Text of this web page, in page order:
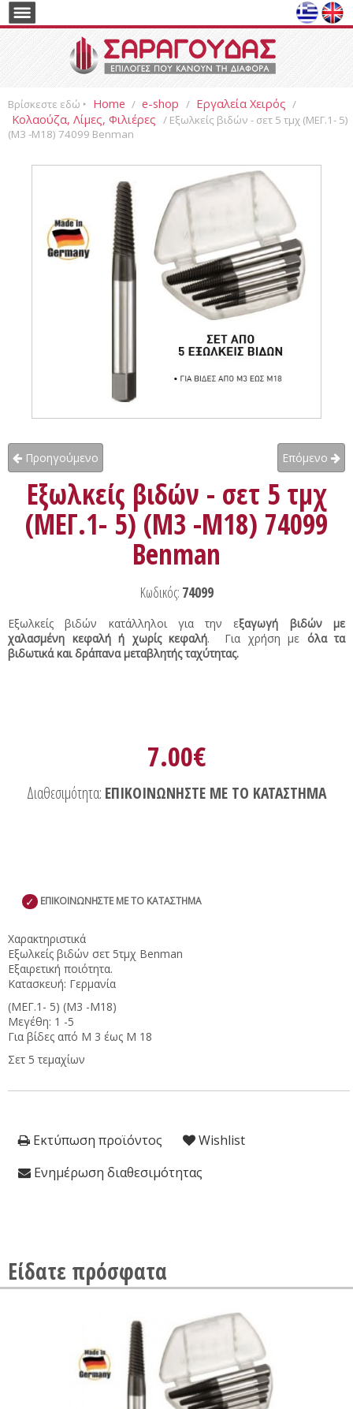
Βρίσκεστε εδώ ‣ Home / e-shop / Εργαλεία Χειρός /
Κολαούζα, Λίμες, Φιλιέρες / Εξωλκείς βιδών - σετ 5 τμχ (MΕΓ.1- 5)
(Μ3 -Μ18) 74099 Benman
Προηγούμενο Επόμενο
Εξωλκείς βιδών - σετ 5 τμχ
(MΕΓ.1- 5) (Μ3 -Μ18) 74099
Benman
Κωδικός: 74099
Εξωλκείς βιδών κατάλληλοι για την εξαγωγή βιδών με
χαλασμένη κεφαλή ή χωρίς κεφαλή. Για χρήση με όλα τα
βιδωτικά και δράπανα μεταβλητής ταχύτητας.
7.00€
Διαθεσιμότητα: ΕΠΙΚΟΙΝΩΝΗΣΤΕ ΜΕ ΤΟ ΚΑΤΑΣΤΗΜΑ
✓ ΕΠΙΚΟΙΝΩΝΗΣΤΕ ΜΕ ΤΟ ΚΑΤΑΣΤΗΜΑ
Χαρακτηριστικά
Εξωλκείς βιδών σετ 5τμχ Benman
Εξαιρετική ποιότητα.
Κατασκευή: Γερμανία
(MΕΓ.1- 5) (Μ3 -Μ18)
Μεγέθη: 1 -5
Για βίδες από Μ 3 έως Μ 18
Σετ 5 τεμαχίων
Εκτύπωση προϊόντος
Wishlist
Ενημέρωση διαθεσιμότητας
Είδατε πρόσφατα